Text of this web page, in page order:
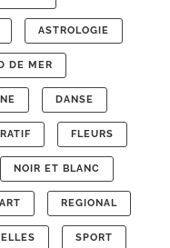
ASTROLOGIE
DE MER
DANSE
FLEURS
NOIR ET BLANC
REGIONAL
SPORT